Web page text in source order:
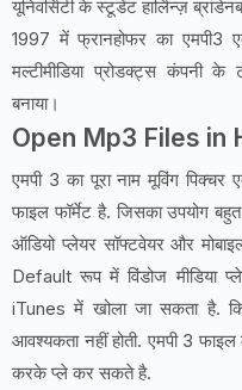
यूनिवर्सिटी के स्टूडेंट हार्लिन्ज़
1997 में फ्रानहोफर का एमपी3
मल्टीमीडिया प्रोडक्ट्स कंपनी
बनाया।
Open Mp3 Files in
एमपी 3 का पूरा नाम मूविंग
फाइल फॉर्मेट है. जिसका उपयोग
ऑडियो प्लेयर सॉफ्टवेयर और
Default रूप में विंडोज
iTunes में खोला जा सकता है.
आवश्यकता नहीं होती. एमपी 3
करके प्ले कर सकते है.